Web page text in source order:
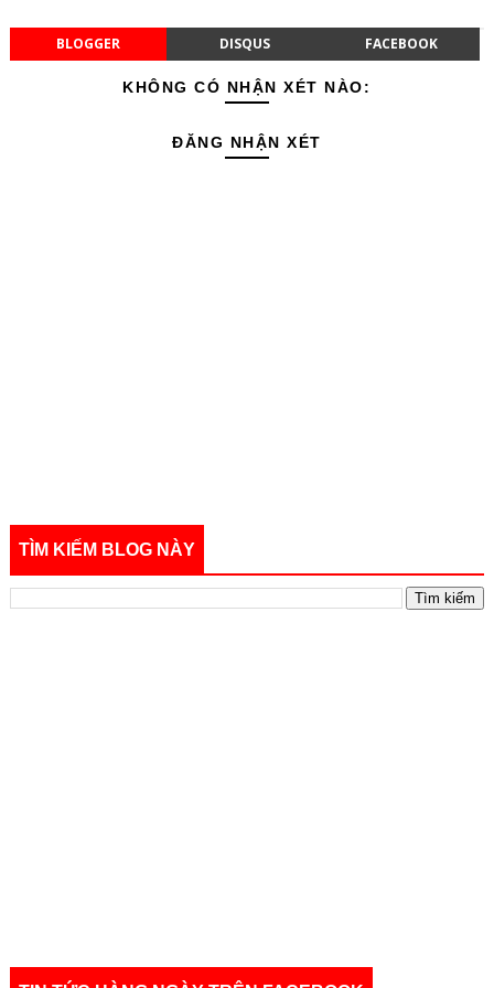
BLOGGER DISQUS FACEBOOK
KHÔNG CÓ NHẬN XÉT NÀO:
ĐĂNG NHẬN XÉT
TÌM KIẾM BLOG NÀY